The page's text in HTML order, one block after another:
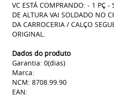
VC ESTÁ COMPRANDO: - 1 PÇ -
DE ALTURA VAI SOLDADO NO
DA CARROCERIA / CALÇO
ORIGINAL.
Dados do produto
Garantia: 0(dias)
Marca:
NCM: 8708.99.90
EAN: